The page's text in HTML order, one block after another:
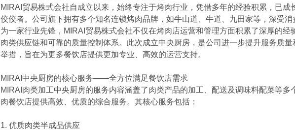
MIRAI贸易株式会社自成立以来，始终专注于烤肉行业，凭借多年的经验积累，已成
佼佼者。公司旗下拥有多个知名连锁烤肉品牌，如牛山道、牛道、九田家等，深受
为一家行业先锋，MIRAI贸易株式会社不仅在烤肉店运营和管理方面积累了深厚的经
肉类供应链和可靠的质量控制体系。此次成立中央厨房，是公司进一步提升服务质
举措，旨在为更多餐饮店提供更加专业、高效的运营支持。
MIRAI中央厨房的核心服务——全方位满足餐饮店需求
MIRAI肉类加工中央厨房的服务内容涵盖了肉类产品的加工、配送及调味料配菜等多
肉餐饮店提供高效、优质的综合服务。其核心服务包括：
1. 优质肉类半成品供应